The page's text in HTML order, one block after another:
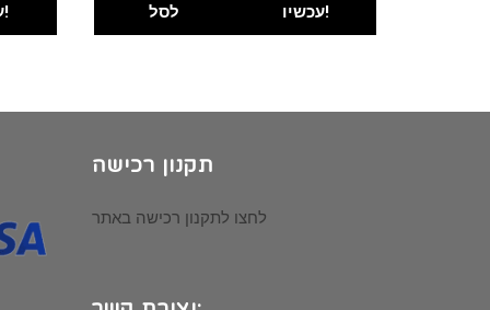
עכשיו!
לסל
עכשיו!
תקנון רכישה
לחצו לתקנון רכישה באתר